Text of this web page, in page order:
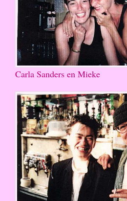
Carla Sanders en Mieke